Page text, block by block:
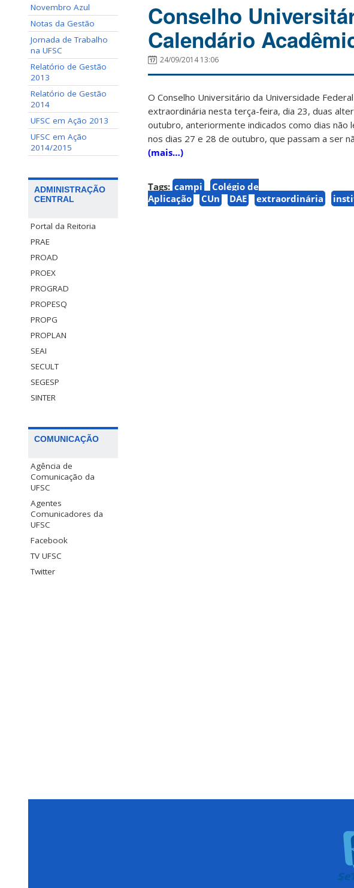
Novembro Azul
Notas da Gestão
Jornada de Trabalho
na UFSC
Relatório de Gestão
2013
Relatório de Gestão
2014
UFSC em Ação 2013
UFSC em Ação
2014/2015
ADMINISTRAÇÃO
CENTRAL
Portal da Reitoria
PRAE
PROAD
PROEX
PROGRAD
PROPESQ
PROPG
PROPLAN
SEAI
SECULT
SEGESP
SINTER
COMUNICAÇÃO
Agência de
Comunicação da
UFSC
Agentes
Comunicadores da
UFSC
Facebook
TV UFSC
Twitter
Conselho
Calendário
24/09/2014 13:06
O Conselho Universitário da Universidade
extraordinária nesta terça-feira, dia 23, duas
outubro, anteriormente indicados como dias não
nos dias 27 e 28 de outubro, que passam a ser
(mais…)
Tags: campi
Colégio de
Aplicação
CUn DAE extraordinária